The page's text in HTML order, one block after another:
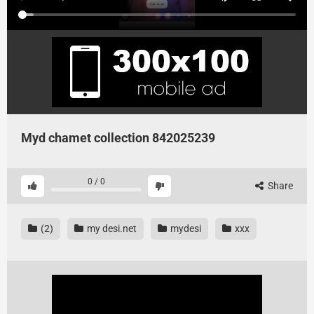
Myd chamet collection 842025239
0 / 0 Share
(2) my desi.net mydesi xxx